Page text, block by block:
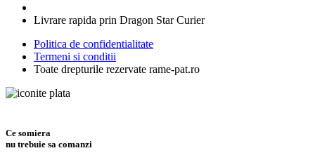
Livrare rapida prin Dragon Star Curier
Politica de confidentialitate
Termeni si conditii
Toate drepturile rezervate rame-pat.ro
Ce somiera
nu trebuie sa comanzi